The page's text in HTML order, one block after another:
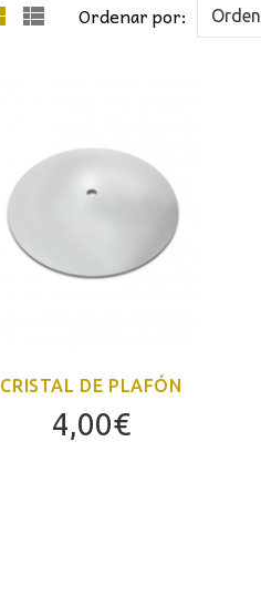
Ordenar por:
CRISTAL DE PLAFÓN
4,00€